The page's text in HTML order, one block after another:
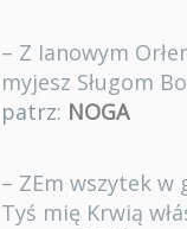
– Z Ianowym
myjesz Sługom
patrz: NOGA
– ZEm wszytek
Tyś mię Krwią